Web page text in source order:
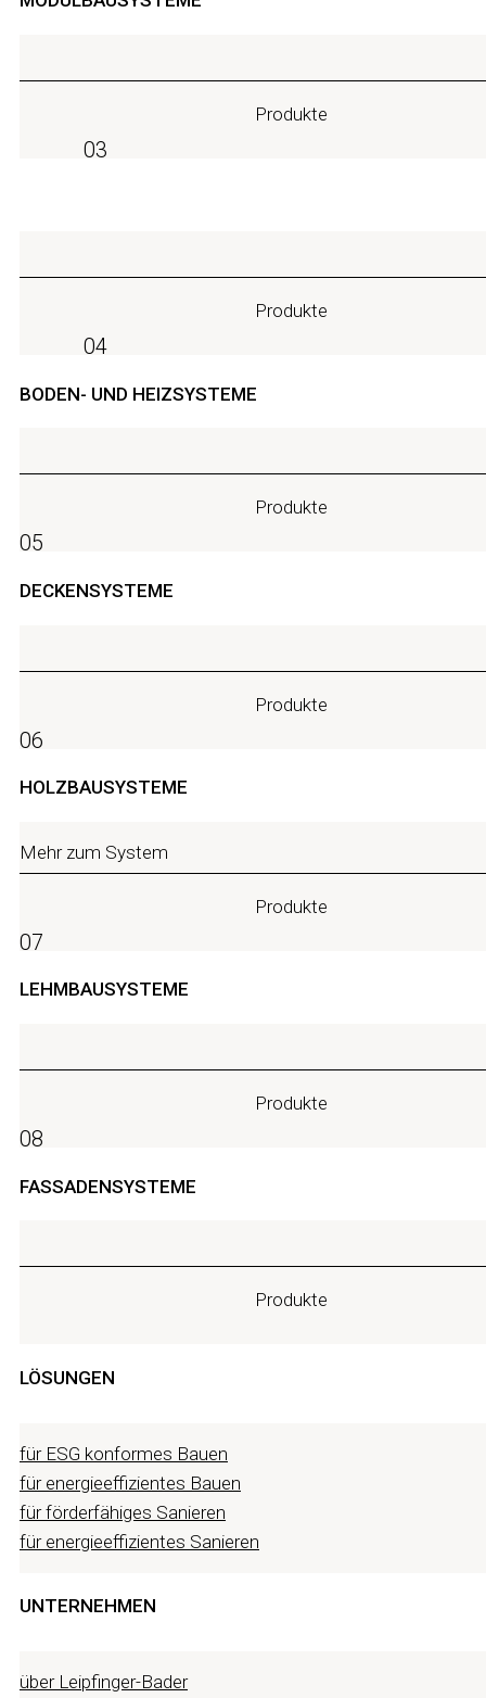
Produkte
03
Produkte
04
BODEN- UND HEIZSYSTEME
Produkte
05
DECKENSYSTEME
Produkte
06
HOLZBAUSYSTEME
Mehr zum System
Produkte
07
LEHMBAUSYSTEME
Produkte
08
FASSADENSYSTEME
Produkte
LÖSUNGEN
für ESG konformes Bauen
für energieeffizientes Bauen
für förderfähiges Sanieren
für energieeffizientes Sanieren
UNTERNEHMEN
über Leipfinger-Bader